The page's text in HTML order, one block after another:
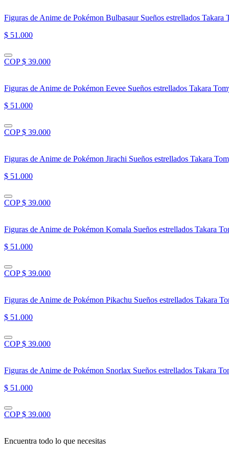
Figuras de Anime de Pokémon Bulbasaur Sueños estrellados Takara
$ 51.000
COP $ 39.000
Figuras de Anime de Pokémon Eevee Sueños estrellados Takara
$ 51.000
COP $ 39.000
Figuras de Anime de Pokémon Jirachi Sueños estrellados Takara
$ 51.000
COP $ 39.000
Figuras de Anime de Pokémon Komala Sueños estrellados Takara
$ 51.000
COP $ 39.000
Figuras de Anime de Pokémon Pikachu Sueños estrellados Takara
$ 51.000
COP $ 39.000
Figuras de Anime de Pokémon Snorlax Sueños estrellados Takara
$ 51.000
COP $ 39.000
Encuentra todo lo que necesitas